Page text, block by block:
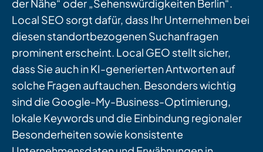
der Nähe“ oder „Sehenswürdigkeiten Berlin“.
Local SEO sorgt dafür, dass Ihr Unternehmen bei
diesen standortbezogenen Suchanfragen
prominent erscheint. Local GEO stellt sicher,
dass Sie auch in KI-generierten Antworten auf
solche Fragen auftauchen. Besonders wichtig
sind die Google-My-Business-Optimierung,
lokale Keywords und die Einbindung regionaler
Besonderheiten sowie konsistente